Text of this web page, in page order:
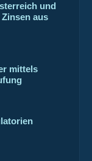
und
aus
mittels